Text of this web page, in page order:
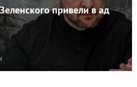
привели в ад